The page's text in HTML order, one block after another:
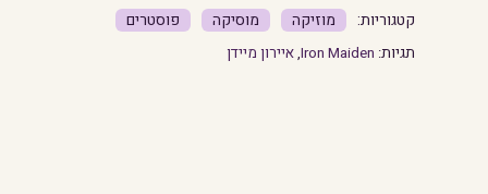
מוזיקה מוסיקה פוסטרים
תגיות: Iron Maiden
,איירון מיידן